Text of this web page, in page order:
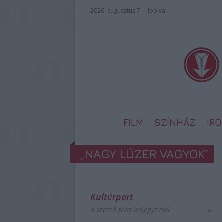
2026. augusztus 7. – Ibolya
FILM SZÍNHÁZ
„NAGY LÚZER VAGYOK”
Kultúrpart
a szerző friss bejegyzései